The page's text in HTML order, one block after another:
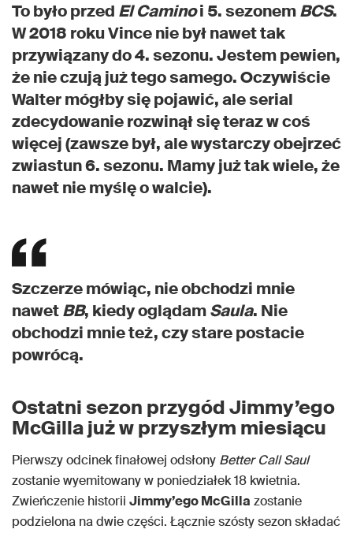
To było przed El Caminoi 5. sezonemBCS.
W 2018 roku Vince nie był nawet tak
przywiązany do 4. sezonu. Jestem pewien,
że nie czują już tego samego. Oczywiście
Walter mógłby się pojawić, ale serial
zdecydowanie rozwinął się teraz w coś
więcej (zawsze był, ale wystarczy obejrzeć
zwiastun 6. sezonu. Mamy już tak wiele, że
nawet nie myślę o walcie).
Szczerze mówiąc, nie obchodzi mnie
nawetBB, kiedy oglądamSaula. Nie
obchodzi mnie też, czy stare postacie
powrócą.
Ostatni sezon przygód Jimmy’ego
McGilla już w przyszłym miesiącu
Pierwszy odcinek finałowej odsłony Better Call Saul
zostanie wyemitowany w poniedziałek 18 kwietnia.
Zwieńczenie historii Jimmy’ego McGilla zostanie
podzielona na dwie części. Łącznie szósty sezon składać